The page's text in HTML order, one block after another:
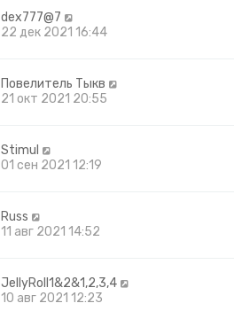
dex777@7
22 дек 2021 16:44
Повелитель Тыкв
21 окт 2021 20:55
Stimul
01 сен 2021 12:19
Russ
11 авг 2021 14:52
JellyRoll1&2&1,2,3,4
10 авг 2021 12:23